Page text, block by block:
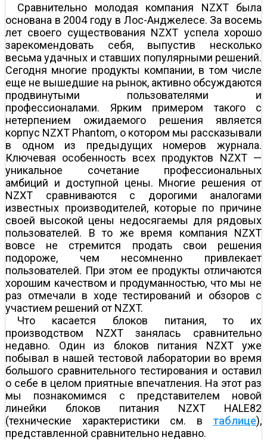
Сравнительно молодая компания NZXT была
основана в 2004 году в Лос-Анджелесе. За восемь
лет своего существования NZXT успела хорошо
зарекомендовать себя, выпустив несколько
весьма удачных и ставших популярными решений.
Сегодня многие продукты компании, в том числе
еще не вышедшие на рынок, активно обсуждаются
продвинутыми пользователями и
профессионалами. Ярким примером такого с
нетерпением ожидаемого решения является
корпус NZXT Phantom, о котором мы рассказывали
в одном из предыдущих номеров журнала.
Ключевая особенность всех продуктов NZXT —
уникальное сочетание профессиональных
амбиций и доступной цены. Многие решения от
NZXT сравниваются с дорогими аналогами
известных производителей, которые по причине
своей высокой цены недосягаемы для рядовых
пользователей. В то же время компания NZXT
вовсе не стремится продать свои решения
подороже, чем несомненно привлекает
пользователей. При этом ее продукты отличаются
хорошим качеством и продуманностью, что мы не
раз отмечали в ходе тестирований и обзоров с
участием решений от NZXT.
Что касается блоков питания, то их
производством NZXT занялась сравнительно
недавно. Один из блоков питания NZXT уже
побывал в нашей тестовой лаборатории во время
большого сравнительного тестирования и оставил
о себе в целом приятные впечатления. На этот раз
мы познакомимся с представителем новой
линейки блоков питания NZXT HALE82
(технические характеристики см. в таблице),
представленной сравнительно недавно.